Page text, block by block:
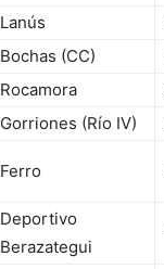
Lanús
Bochas (CC)
Rocamora
Gorriones (Río IV)
Ferro
Deportivo
Berazategui